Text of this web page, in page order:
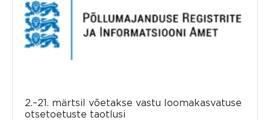
2.–21. märtsil võetakse vastu loomakasvatuse
otsetoetuste taotlusi